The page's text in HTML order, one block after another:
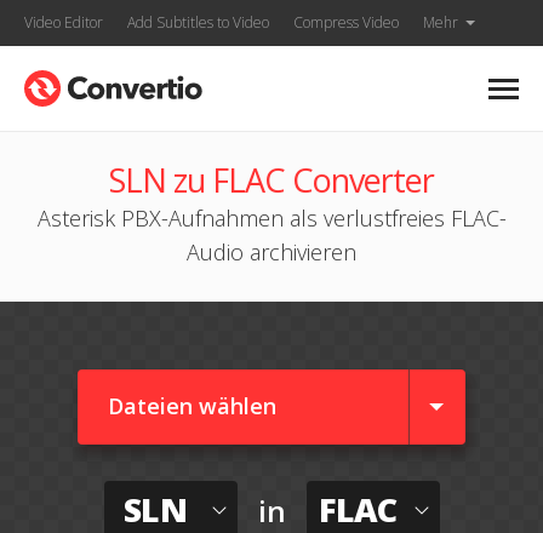
Video Editor Add Subtitles to Video Compress Video Mehr
SLN zu FLAC Converter
Asterisk PBX-Aufnahmen als verlustfreies FLAC-
Audio archivieren
Dateien wählen
SLN in FLAC